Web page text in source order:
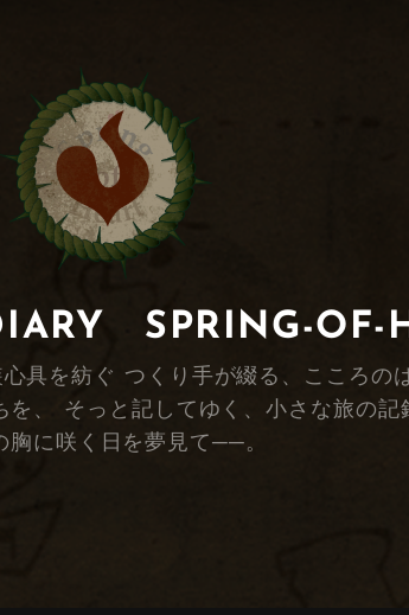
SPRING-OF-
を紡ぐ つくり手が綴る、こころの
、 そっと記してゆく、小さな旅の
胸に咲く日を夢見て──。